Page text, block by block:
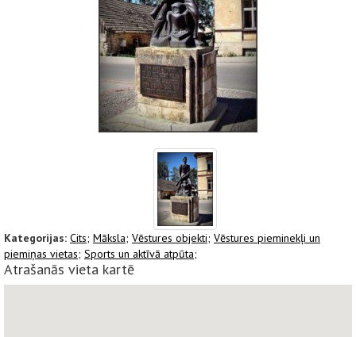
Kategorijas: Cits; Māksla; Vēstures objekti; Vēstures pieminekļi un
piemiņas vietas; Sports un aktīvā atpūta;
Atrašanās vieta kartē